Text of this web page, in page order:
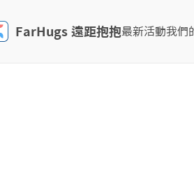
FarHugs 遠距抱抱最新活動我們